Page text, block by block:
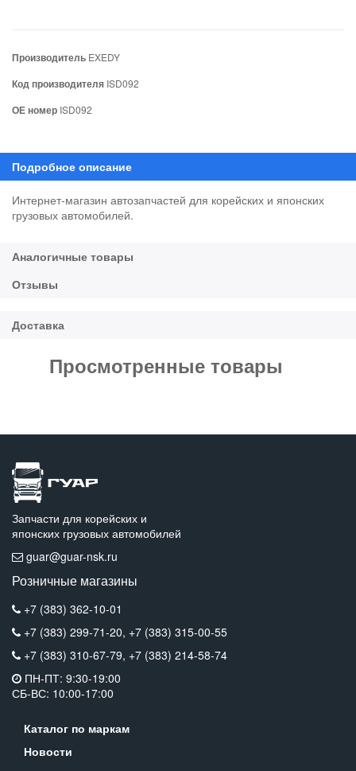
Производитель EXEDY
Код производителя ISD092
ОЕ номер ISD092
Интернет-магазин автозапчастей для корейских и японских
грузовых автомобилей.
Просмотренные товары
Запчасти для корейских и
японских грузовых автомобилей
guar@guar-nsk.ru
Розничные магазины
+7 (383) 362-10-01
+7 (383) 299-71-20, +7 (383) 315-00-55
+7 (383) 310-67-79, +7 (383) 214-58-74
ПН-ПТ: 9:30-19:00
СБ-ВС: 10:00-17:00
Каталог по маркам
Новости